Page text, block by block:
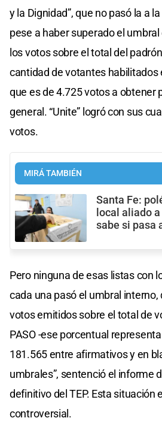
y la Dignidad”, que no pasó la a
pese a haber superado el umbral
los votos sobre el total del
cantidad de votantes habilitados
que es de 4.725 votos a obtener
general. “Unite” logró con sus
votos.
MIRÁ TAMBIÉN
Santa Fe:
local aliado
sabe si pasa
Pero ninguna de esas listas con
cada una pasó el umbral interno,
votos emitidos sobre el total de
PASO -ese porcentual
181.565 entre afirmativos y en
umbrales”, sentenció el informe
definitivo del TEP. Esta situación
controversial.